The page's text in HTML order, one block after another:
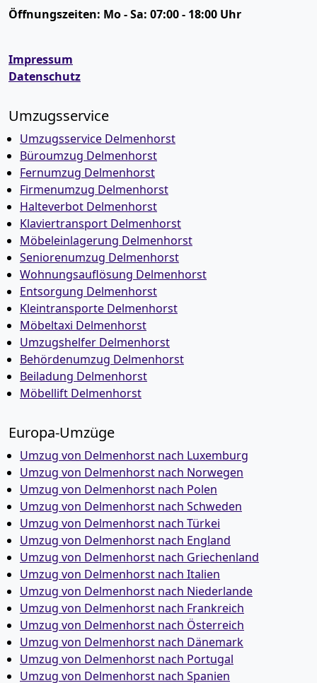
Öffnungszeiten: Mo - Sa: 07:00 - 18:00 Uhr
Impressum
Datenschutz
Umzugsservice
Umzugsservice Delmenhorst
Büroumzug Delmenhorst
Fernumzug Delmenhorst
Firmenumzug Delmenhorst
Halteverbot Delmenhorst
Klaviertransport Delmenhorst
Möbeleinlagerung Delmenhorst
Seniorenumzug Delmenhorst
Wohnungsauflösung Delmenhorst
Entsorgung Delmenhorst
Kleintransporte Delmenhorst
Möbeltaxi Delmenhorst
Umzugshelfer Delmenhorst
Behördenumzug Delmenhorst
Beiladung Delmenhorst
Möbellift Delmenhorst
Europa-Umzüge
Umzug von Delmenhorst nach Luxemburg
Umzug von Delmenhorst nach Norwegen
Umzug von Delmenhorst nach Polen
Umzug von Delmenhorst nach Schweden
Umzug von Delmenhorst nach Türkei
Umzug von Delmenhorst nach England
Umzug von Delmenhorst nach Griechenland
Umzug von Delmenhorst nach Italien
Umzug von Delmenhorst nach Niederlande
Umzug von Delmenhorst nach Frankreich
Umzug von Delmenhorst nach Österreich
Umzug von Delmenhorst nach Dänemark
Umzug von Delmenhorst nach Portugal
Umzug von Delmenhorst nach Spanien